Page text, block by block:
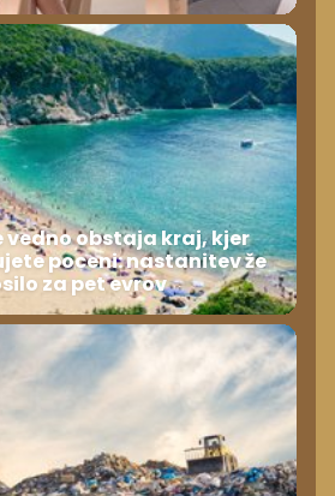
vedno obstaja kraj, kjer
poceni: nastanitev že
za pet evrov